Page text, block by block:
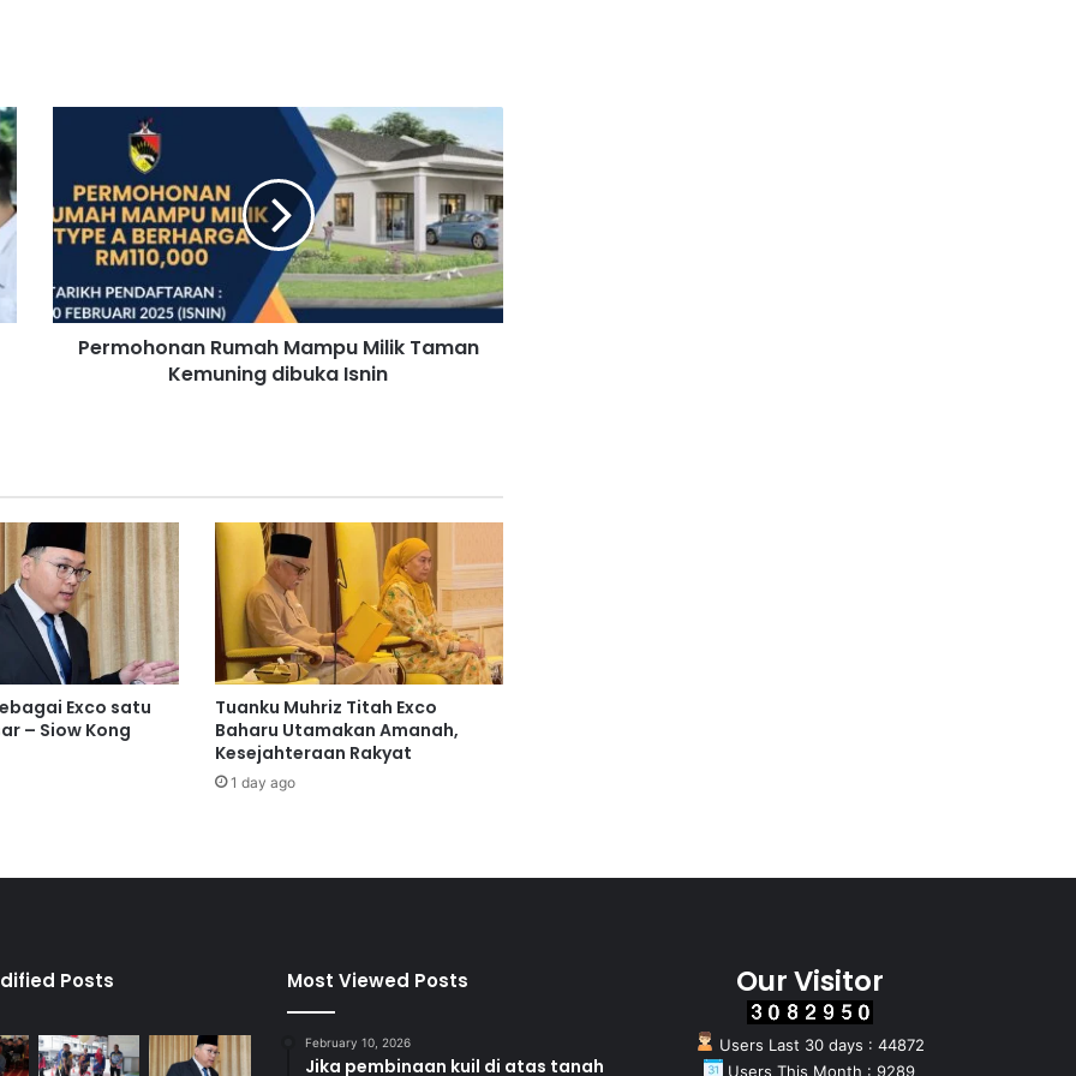
o
h
n
a
M
a
m
p
u
M
i
l
k
K
n
g
Permohonan Rumah Mampu Milik Taman
Kemuning dibuka Isnin
Exco satu
– Siow Kong
Tuanku Muhriz Titah Exco
Baharu Utamakan Amanah,
Kesejahteraan Rakyat
1 day ago
Posts Most Viewed Posts
February 10, 2026
Jika pembinaan kuil di atas tanah
Our Visitor
Users Last 30 days : 44872
Users This Month : 9289